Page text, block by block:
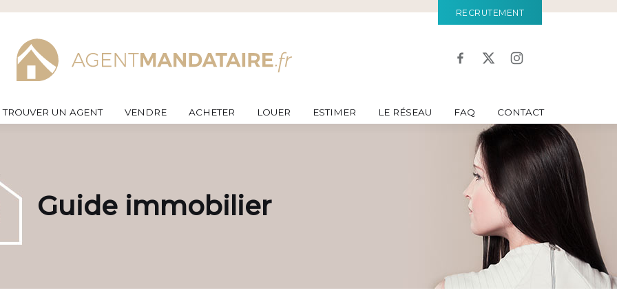
RECRUTEMENT
TROUVER UN AGENT VENDRE ACHETER LOUER ESTIMER LE RÉSEAU FAQ CONTACT
Guide immobilier